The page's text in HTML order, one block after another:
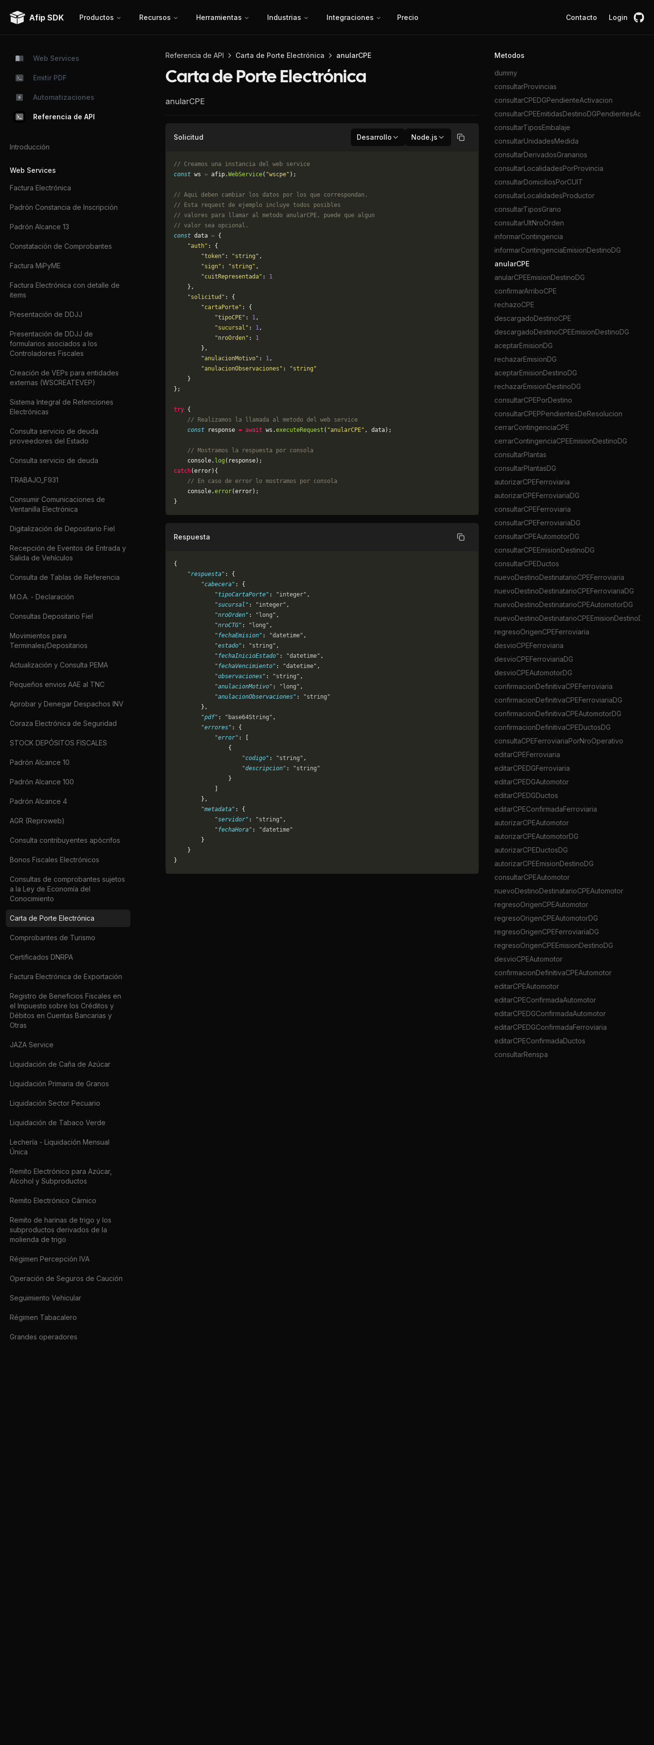
Afip SDK Productos Recursos Herramientas Industrias Integraciones Precio Contacto Login
Web Services
Emitir PDF
Automatizaciones
Referencia de API
Introducción
Web Services
Factura Electrónica
Padrón Constancia de Inscripción
Padrón Alcance 13
Constatación de Comprobantes
Factura MiPyME
Factura Electrónica con detalle de
items
Presentación de DDJJ
Presentación de DDJJ de
formularios asociados a los
Controladores Fiscales
Creación de VEPs para entidades
externas (WSCREATEVEP)
Sistema Integral de Retenciones
Electrónicas
Consulta servicio de deuda
proveedores del Estado
Consulta servicio de deuda
TRABAJO_F931
Consumir Comunicaciones de
Ventanilla Electrónica
Digitalización de Depositario Fiel
Recepción de Eventos de Entrada y
Salida de Vehículos
Consulta de Tablas de Referencia
M.O.A. - Declaración
Consultas Depositario Fiel
Movimientos para
Terminales/Depositarios
Actualización y Consulta PEMA
Pequeños envios AAE al TNC
Aprobar y Denegar Despachos INV
Coraza Electrónica de Seguridad
STOCK DEPÓSITOS FISCALES
Padrón Alcance 10
Padrón Alcance 100
Padrón Alcance 4
AGR (Reproweb)
Consulta contribuyentes apócrifos
Bonos Fiscales Electrónicos
Consultas de comprobantes sujetos
a la Ley de Economía del
Conocimiento
Carta de Porte Electrónica
Comprobantes de Turismo
Certificados DNRPA
Factura Electrónica de Exportación
Registro de Beneficios Fiscales en
el Impuesto sobre los Créditos y
Débitos en Cuentas Bancarias y
Otras
JAZA Service
Liquidación de Caña de Azúcar
Liquidación Primaria de Granos
Liquidación Sector Pecuario
Liquidación de Tabaco Verde
Lechería - Liquidación Mensual
Única
Remito Electrónico para Azúcar,
Alcohol y Subproductos
Remito Electrónico Cárnico
Remito de harinas de trigo y los
subproductos derivados de la
molienda de trigo
Régimen Percepción IVA
Operación de Seguros de Caución
Seguimiento Vehicular
Régimen Tabacalero
Grandes operadores
Referencia de API Carta de Porte Electrónica anularCPE
Carta de Porte Electrónica
anularCPE
Solicitud Desarrollo Node.js Copiar
// Creamos una instancia del web service
const ws = afip.WebService( "wscpe" );
// Aqui deben cambiar los datos por los que correspondan.
// Esta request de ejemplo incluye todos posibles
// valores para llamar al metodo anularCPE, puede que algun
// valor sea opcional.
const data = {
    "auth"
: {
        "token"
: "string" ,
        "sign"
: "string" ,
        "cuitRepresentada"
: 1
    },
    "solicitud"
: {
        "cartaPorte"
: {
            "tipoCPE"
: 1,
            "sucursal"
: 1,
            "nroOrden"
: 1
        },
        "anulacionMotivo"
: 1,
        "anulacionObservaciones"
:
"string"
    }
};
try {
    // Realizamos la llamada al metodo del web service
    const
response = await ws.executeRequest ( "anularCPE" , data);
    // Mostramos la respuesta por consola
    console.
log (response);
catch(error){
    // En caso de error lo mostramos por consola
	console.
error(error);
}
Respuesta Copiar
{
    "respuesta"
: {
        "cabecera"
: {
            "tipoCartaPorte"
: "integer" ,
            "sucursal"
: "integer" ,
            "nroOrden"
: "long" ,
            "nroCTG"
: "long" ,
            "fechaEmision"
: "datetime" ,
            "estado"
: "string" ,
            "fechaInicioEstado"
: "datetime" ,
            "fechaVencimiento"
: "datetime" ,
            "observaciones"
: "string" ,
            "anulacionMotivo"
: "long" ,
            "anulacionObservaciones"
:
"string"
        },
        "pdf"
: "base64String" ,
        "errores"
: {
            "error"
: [
                {
                    "codigo"
: "string" ,
                    "descripcion"
:
"string"
                }
        },
        "metadata"
: {
            "servidor"
: "string" ,
            "fechaHora"
:
"datetime"
        }
    }
}
Metodos
dummy
consultarProvincias
consultarCPEDGPendienteActivacion
consultarTiposEmbalaje
consultarUnidadesMedida
consultarDerivadosGranarios
consultarLocalidadesPorProvincia
consultarDomiciliosPorCUIT
consultarLocalidadesProductor
consultarTiposGrano
consultarUltNroOrden
informarContingencia
informarContingenciaEmisionDestinoDG
anularCPE
anularCPEEmisionDestinoDG
confirmarArriboCPE
rechazoCPE
descargadoDestinoCPE
descargadoDestinoCPEEmisionDestinoDG
aceptarEmisionDG
rechazarEmisionDG
aceptarEmisionDestinoDG
rechazarEmisionDestinoDG
consultarCPEPorDestino
consultarCPEPPendientesDeResolucion
cerrarContingenciaCPE
cerrarContingenciaCPEEmisionDestinoDG
consultarPlantas
consultarPlantasDG
autorizarCPEFerroviaria
autorizarCPEFerroviariaDG
consultarCPEFerroviaria
consultarCPEFerroviariaDG
consultarCPEAutomotorDG
consultarCPEEmisionDestinoDG
consultarCPEDuctos
nuevoDestinoDestinatarioCPEFerroviaria
nuevoDestinoDestinatarioCPEFerroviariaDG
nuevoDestinoDestinatarioCPEAutomotorDG
nuevoDestinoDestinatarioCPEEmisionDestinoDG
regresoOrigenCPEFerroviaria
desvioCPEFerroviaria
desvioCPEFerroviariaDG
desvioCPEAutomotorDG
confirmacionDefinitivaCPEFerroviaria
confirmacionDefinitivaCPEFerroviariaDG
confirmacionDefinitivaCPEAutomotorDG
confirmacionDefinitivaCPEDuctosDG
consultaCPEFerroviariaPorNroOperativo
editarCPEFerroviaria
editarCPEDGFerroviaria
editarCPEDGAutomotor
editarCPEDGDuctos
editarCPEConfirmadaFerroviaria
autorizarCPEAutomotor
autorizarCPEAutomotorDG
autorizarCPEDuctosDG
autorizarCPEEmisionDestinoDG
consultarCPEAutomotor
nuevoDestinoDestinatarioCPEAutomotor
regresoOrigenCPEAutomotor
regresoOrigenCPEAutomotorDG
regresoOrigenCPEFerroviariaDG
regresoOrigenCPEEmisionDestinoDG
desvioCPEAutomotor
confirmacionDefinitivaCPEAutomotor
editarCPEAutomotor
editarCPEConfirmadaAutomotor
editarCPEDGConfirmadaAutomotor
editarCPEDGConfirmadaFerroviaria
editarCPEConfirmadaDuctos
consultarRenspa